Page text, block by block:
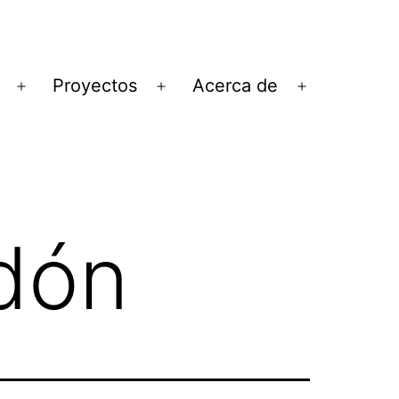
Abrir
Proyectos
Abrir
Acerca de